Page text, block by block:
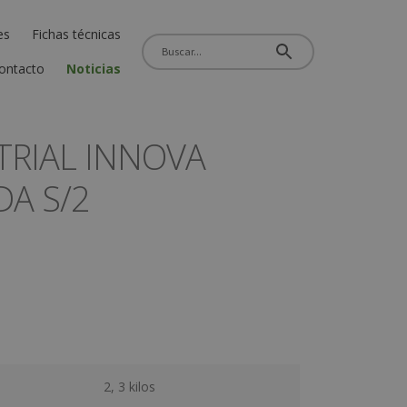
Fichas técnicas
Noticias
INNOVA
S/2
2, 3 kilos